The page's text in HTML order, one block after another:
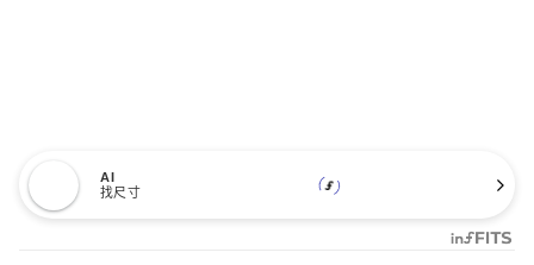
AI
找尺寸